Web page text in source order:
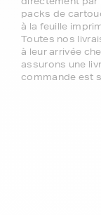
packs de
à la feuille
Toutes nos
à leur arrivée
assurons une
commande est